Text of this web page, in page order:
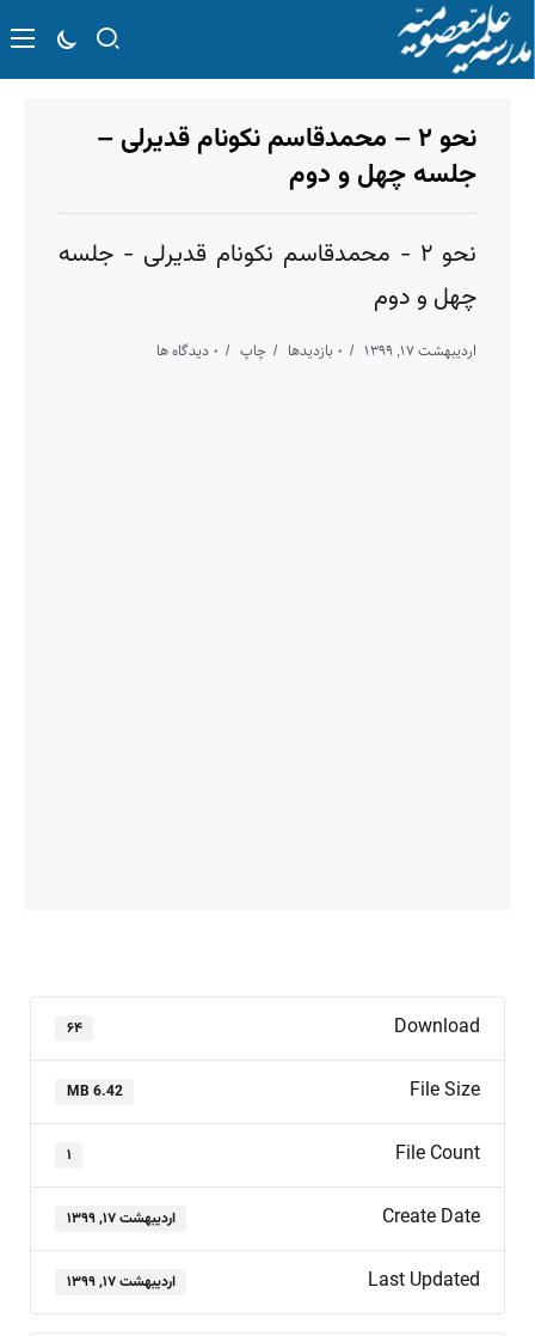
نحو ۲ – محمدقاسم نکونام قدیرلی –
جلسه چهل و دوم
نحو ۲ - محمدقاسم نکونام قدیرلی - جلسه
چهل و دوم
اردیبهشت ۱۷, ۱۳۹۹ ۰ بازدیدها چاپ ۰ دیدگاه ها
Download ۶۴
File Size
6.42 MB
File Count ۱
Create Date اردیبهشت ۱۷, ۱۳۹۹
Last Updated اردیبهشت ۱۷, ۱۳۹۹